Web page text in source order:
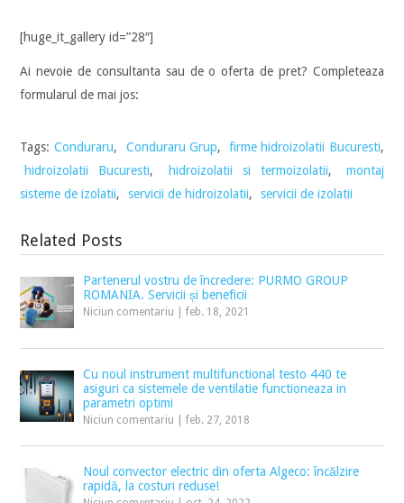
[huge_it_gallery id=”28″]
Ai nevoie de consultanta sau de o oferta de pret? Completeaza
formularul de mai jos:
Tags: Conduraru, Conduraru Grup, firme hidroizolatii Bucuresti,
hidroizolatii Bucuresti, hidroizolatii si termoizolatii,
montaj
sisteme de izolatii, servicii de hidroizolatii, servicii de izolatii
Related Posts
Partenerul vostru de încredere: PURMO GROUP
ROMANIA. Servicii și beneficii
Niciun comentariu |feb. 18, 2021
Cu noul instrument multifunctional testo 440 te
asiguri ca sistemele de ventilatie functioneaza in
parametri optimi
Niciun comentariu |feb. 27, 2018
Noul convector electric din oferta Algeco: încălzire
rapidă, la costuri reduse!